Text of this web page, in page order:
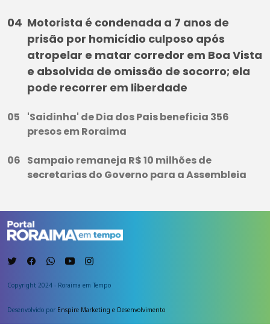
Motorista é condenada a 7 anos de
prisão por homicídio culposo após
atropelar e matar corredor em Boa Vista
e absolvida de omissão de socorro; ela
pode recorrer em liberdade
'Saidinha' de Dia dos Pais beneficia 356
presos em Roraima
Sampaio remaneja R$ 10 milhões de
secretarias do Governo para a Assembleia
Copyright 2024 - Roraima em Tempo
Desenvolvido por Enspire Marketing e Desenvolvimento